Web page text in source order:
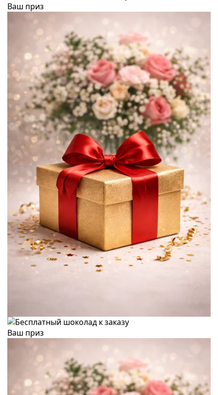
Ваш приз
Ваш приз